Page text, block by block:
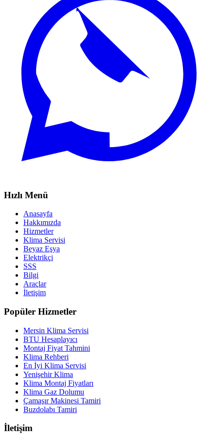
Hızlı Menü
Anasayfa
Hakkımızda
Hizmetler
Klima Servisi
Beyaz Eşya
Elektrikçi
SSS
Bilgi
Araçlar
İletişim
Popüler Hizmetler
Mersin Klima Servisi
BTU Hesaplayıcı
Montaj Fiyat Tahmini
Klima Rehberi
En İyi Klima Servisi
Yenişehir Klima
Klima Montaj Fiyatları
Klima Gaz Dolumu
Çamaşır Makinesi Tamiri
Buzdolabı Tamiri
İletişim